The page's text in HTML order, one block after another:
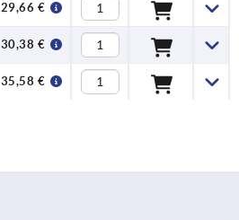
29,66 €
30,38 €
35,58 €